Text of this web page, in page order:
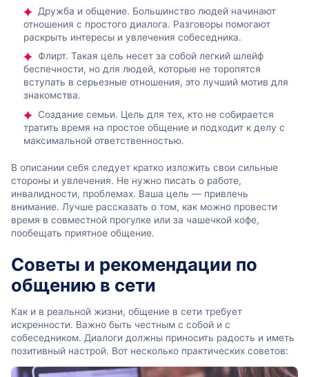
Дружба и общение. Большинство людей начинают
отношения с простого диалога. Разговоры помогают
раскрыть интересы и увлечения собеседника.
Флирт. Такая цель несет за собой легкий шлейф
беспечности, но для людей, которые не торопятся
вступать в серьезные отношения, это лучший мотив для
знакомства.
Создание семьи. Цель для тех, кто не собирается
тратить время на простое общение и подходит к делу с
максимальной ответственностью.
В описании себя следует кратко изложить свои сильные
стороны и увлечения. Не нужно писать о работе,
инвалидности, проблемах. Ваша цель — привлечь
внимание. Лучше рассказать о том, как можно провести
время в совместной прогулке или за чашечкой кофе,
пообещать приятное общение.
Советы и рекомендации по
общению в сети
Как и в реальной жизни, общение в сети требует
искренности. Важно быть честным с собой и с
собеседником. Диалоги должны приносить радость и иметь
позитивный настрой. Вот несколько практических советов: